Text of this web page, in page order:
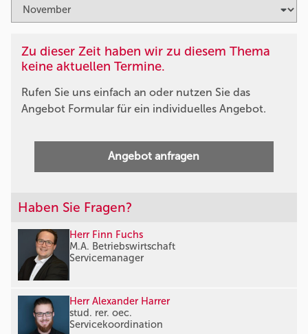
Zu dieser Zeit haben wir zu diesem Thema
keine aktuellen Termine.
Rufen Sie uns einfach an oder nutzen Sie das
Angebot Formular für ein individuelles Angebot.
Angebot anfragen
Haben Sie Fragen?
Herr Finn Fuchs
M.A. Betriebswirtschaft
Servicemanager
Herr Alexander Harrer
stud. rer. oec.
Servicekoordination